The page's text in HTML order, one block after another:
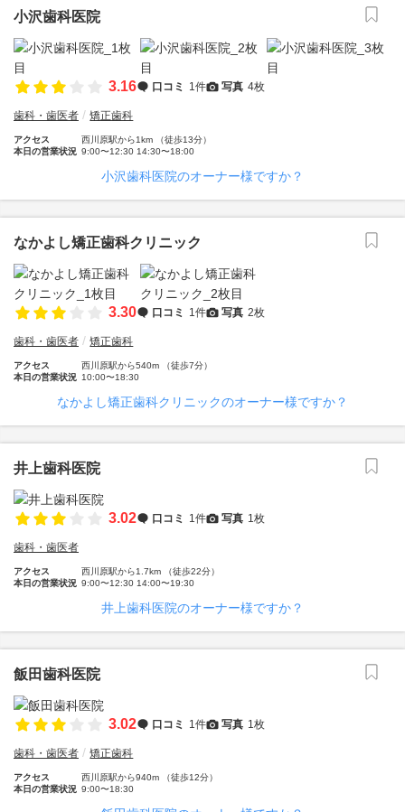
小沢歯科医院
3.16 口コミ 1件 写真 4枚
歯科・歯医者 矯正歯科
アクセス
西川原駅から1km （徒歩13分）
本日の営業状況 9:00〜12:30 14:30〜18:00
小沢歯科医院のオーナー様ですか？
なかよし矯正歯科クリニック
3.30 口コミ 1件 写真 2枚
歯科・歯医者 矯正歯科
アクセス
西川原駅から540m （徒歩7分）
本日の営業状況 10:00〜18:30
なかよし矯正歯科クリニックのオーナー様ですか？
井上歯科医院
3.02 口コミ 1件 写真 1枚
歯科・歯医者
アクセス
西川原駅から1.7km （徒歩22分）
本日の営業状況 9:00〜12:30 14:00〜19:30
井上歯科医院のオーナー様ですか？
飯田歯科医院
3.02 口コミ 1件 写真 1枚
歯科・歯医者 矯正歯科
アクセス
西川原駅から940m （徒歩12分）
本日の営業状況 9:00〜18:30